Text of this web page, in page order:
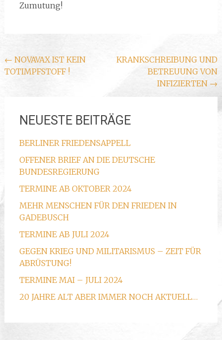
Zumutung!
Beitragsnavigation
← NOVAVAX IST KEIN
TOTIMPFSTOFF !
KRANKSCHREIBUNG UND
BETREUUNG VON
INFIZIERTEN →
NEUESTE BEITRÄGE
BERLINER FRIEDENSAPPELL
OFFENER BRIEF AN DIE DEUTSCHE
BUNDESREGIERUNG
TERMINE AB OKTOBER 2024
MEHR MENSCHEN FÜR DEN FRIEDEN IN
GADEBUSCH
TERMINE AB JULI 2024
GEGEN KRIEG UND MILITARISMUS – ZEIT FÜR
ABRÜSTUNG!
TERMINE MAI – JULI 2024
20 JAHRE ALT ABER IMMER NOCH AKTUELL…